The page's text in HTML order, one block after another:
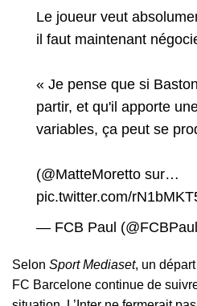
Le joueur veut
il faut maintenant
« Je pense que si
partir, et qu'il apporte
variables, ça peut se
(@MatteMoretto sur…
pic.twitter.com/
— FCB Paul
Selon Sport Mediaset, un
FC Barcelone continue de